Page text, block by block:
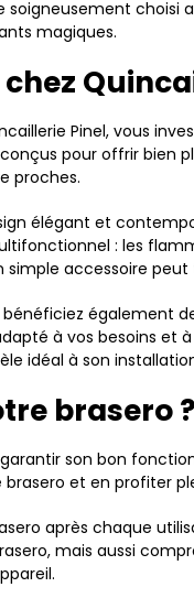
magiques.
Pinel, vous
pour offrir
proches.
élégant et
: les
accessoire
bénéficiez
à vos besoins
idéal à son
brasero ?
son bon
et en profiter
après chaque
mais aussi